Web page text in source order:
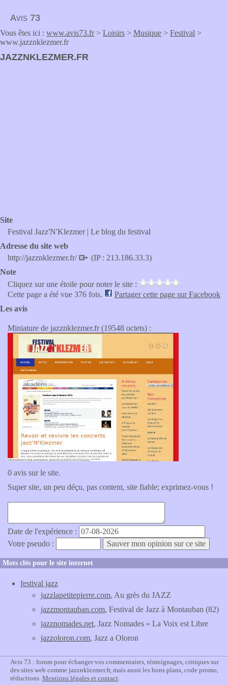
Avis 73
Vous êtes ici : www.avis73.fr> Loisirs > Musique > Festival >
www.jazznklezmer.fr
JAZZNKLEZMER.FR
Site
Festival Jazz'N'Klezmer | Le blog du festival
Adresse du site web
http://jazznklezmer.fr/
(IP : 213.186.33.3)
Note
Cliquez sur une étoile pour noter le site :
Cette page a été vue 376 fois.
Partager cette page sur Facebook
Les avis
Miniature de jazznklezmer.fr (19548 octets) :
0 avis sur le site.
Super site, un peu déçu, pas content, site fiable; exprimez-vous !
Date de l'expérience :
Votre pseudo :
Mots clés pour le site internet
festival jazz
jazzlapetitepierre.com, Au grès du JAZZ
jazzmontauban.com, Festival de Jazz à Montauban (82)
jazznomades.net, Jazz Nomades « La Voix est Libre
jazzoloron.com, Jazz a Oloron
Avis 73 : forum pour échanger vos commentaires, témoignages, critiques sur
des sites web comme jazznklezmer.fr, mais aussi les bons plans, code promo,
réductions. Mentions légales et contact.